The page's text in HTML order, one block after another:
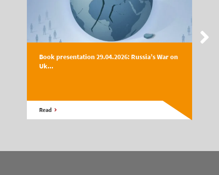
Book presentation 29.04.2026: Russia’s War on
Uk...
Read